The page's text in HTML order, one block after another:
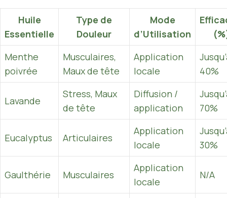
Huile
Essentielle
Type de
Douleur
Mode
d’Utilisation
Menthe
poivrée
Musculaires,
Maux de tête
Application
locale
40%
Lavande
Stress, Maux
de tête
Diffusion /
application
70%
Eucalyptus Articulaires
Application
locale
30%
Gaulthérie Musculaires
Application
locale
N/A